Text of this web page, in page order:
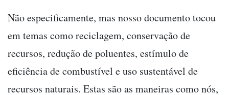
Não especificamente, mas nosso documento tocou
em temas como reciclagem, conservação de
recursos, redução de poluentes, estímulo de
eficiência de combustível e uso sustentável de
recursos naturais. Estas são as maneiras como nós,